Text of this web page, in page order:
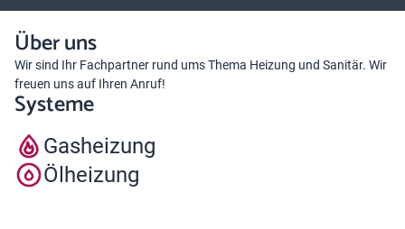
Über uns
Wir sind Ihr Fachpartner rund ums Thema Heizung und Sanitär. Wir
freuen uns auf Ihren Anruf!
Systeme
Gasheizung
Ölheizung